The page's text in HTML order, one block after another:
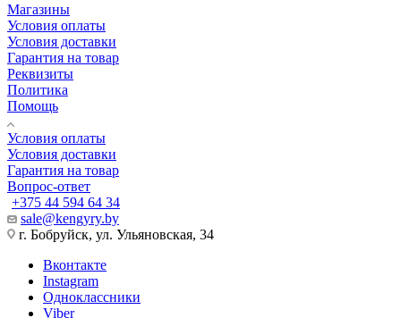
Магазины
Условия оплаты
Условия доставки
Гарантия на товар
Реквизиты
Политика
Помощь
Условия оплаты
Условия доставки
Гарантия на товар
Вопрос-ответ
+375 44 594 64 34
sale@kengyry.by
г. Бобруйск, ул. Ульяновская, 34
Вконтакте
Instagram
Одноклассники
Viber